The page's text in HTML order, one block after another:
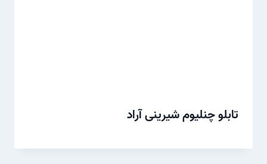
تابلو چنلیوم شیرینی آراد